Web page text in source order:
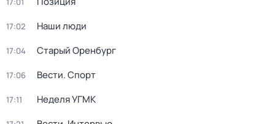
17:02 Наши люди
17:04 Старый Оренбург
17:06 Вести. Спорт
17:11 Неделя УГМК